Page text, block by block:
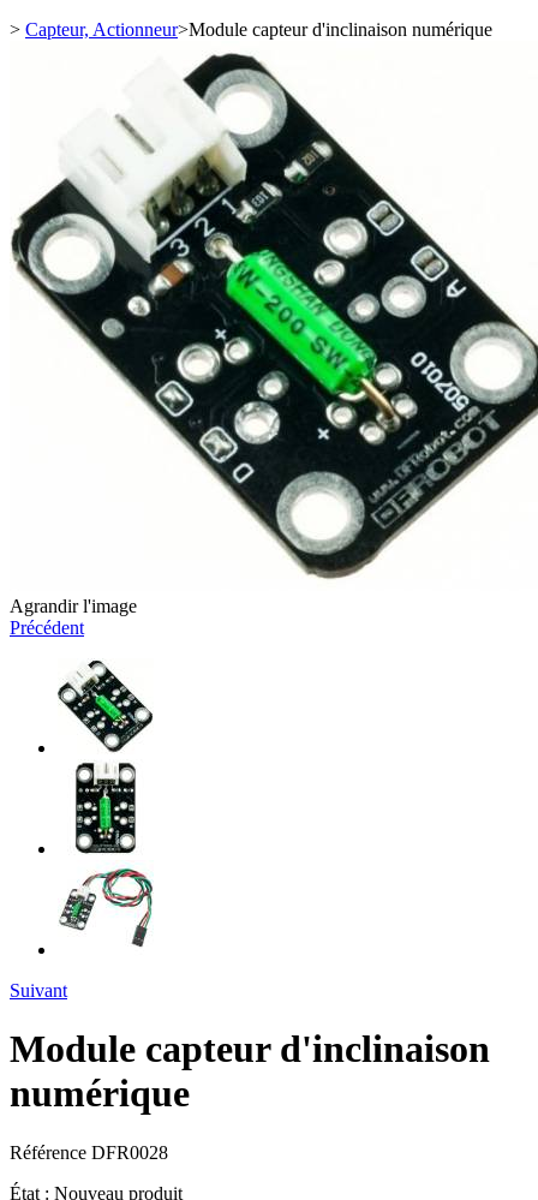
> Capteur, Actionneur>Module capteur d'inclinaison numérique
Agrandir l'image
Précédent
Suivant
Module capteur d'inclinaison
numérique
Référence DFR0028
État : Nouveau produit